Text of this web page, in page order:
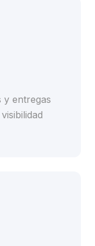
y entregas